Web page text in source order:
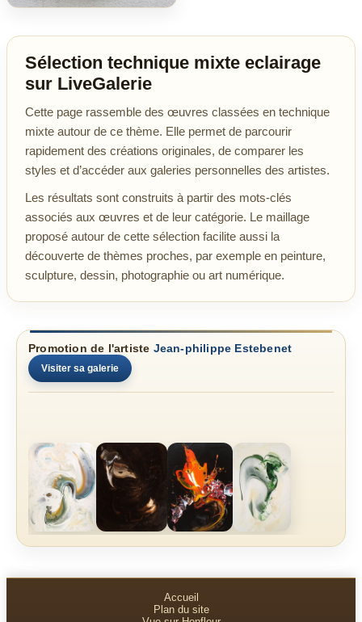
Sélection technique mixte eclairage
sur LiveGalerie
Cette page rassemble des œuvres classées en technique
mixte autour de ce thème. Elle permet de parcourir
rapidement des créations originales, de comparer les
styles et d’accéder aux galeries personnelles des artistes.
Les résultats sont construits à partir des mots-clés
associés aux œuvres et de leur catégorie. Le maillage
proposé autour de cette sélection facilite aussi la
découverte de thèmes proches, par exemple en peinture,
sculpture, dessin, photographie ou art numérique.
Promotion de l'artiste Jean-philippe Estebenet
Visiter sa galerie
Accueil
Plan du site